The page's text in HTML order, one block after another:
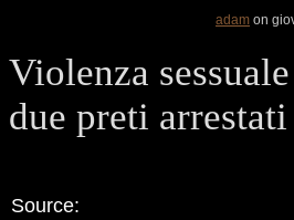
adam on
Violenza
due preti
Source: